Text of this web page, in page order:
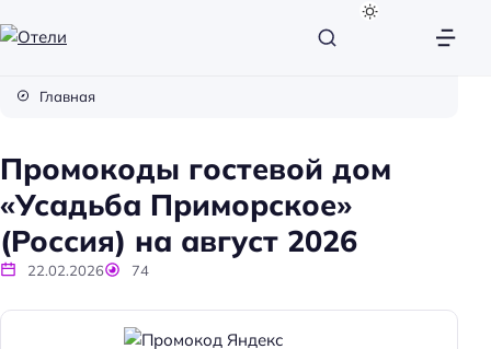
и
Главная
Промокоды гостевой дом
«Усадьба Приморское»
(Россия) на август 2026
22.02.2026 74